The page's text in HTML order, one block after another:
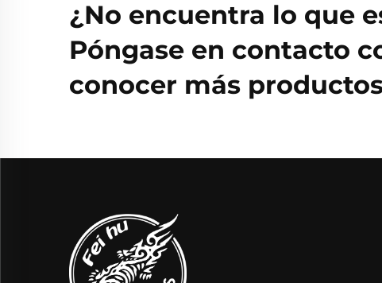
¿No encuentra lo que
Póngase en contacto
conocer más